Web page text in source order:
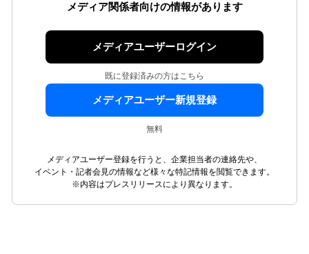
メディア関係者向けの情報があります
メディアユーザーログイン
既に登録済みの方はこちら
メディアユーザー新規登録
無料
メディアユーザー登録を行うと、企業担当者の連絡先や、
イベント・記者会見の情報など様々な特記情報を閲覧できます。
※内容はプレスリリースにより異なります。